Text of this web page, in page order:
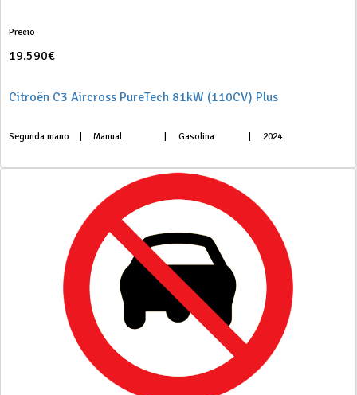
Precio
19.590€
Citroën C3 Aircross PureTech 81kW (110CV) Plus
Segunda mano Manual Gasolina 2024